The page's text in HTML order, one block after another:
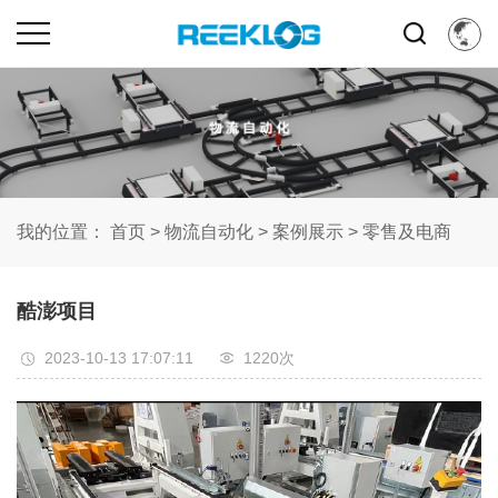
我的位置： 首页 > 物流自动化 > 案例展示 > 零售及电商
酷澎项目
2023-10-13 17:07:11 1220次